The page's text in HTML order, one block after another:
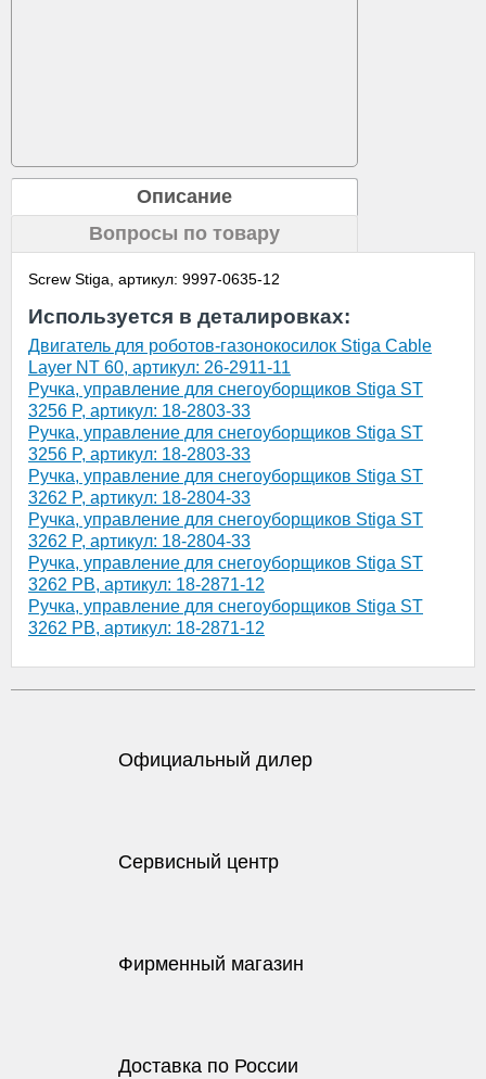
Описание
Вопросы по товару
Screw Stiga, артикул: 9997-0635-12
Используется в деталировках:
Двигатель для роботов-газонокосилок Stiga Cable
Layer NT 60, артикул: 26-2911-11
Ручка, управление для снегоуборщиков Stiga ST
3256 P, артикул: 18-2803-33
Ручка, управление для снегоуборщиков Stiga ST
3256 P, артикул: 18-2803-33
Ручка, управление для снегоуборщиков Stiga ST
3262 P, артикул: 18-2804-33
Ручка, управление для снегоуборщиков Stiga ST
3262 P, артикул: 18-2804-33
Ручка, управление для снегоуборщиков Stiga ST
3262 PB, артикул: 18-2871-12
Ручка, управление для снегоуборщиков Stiga ST
3262 PB, артикул: 18-2871-12
Официальный дилер
Сервисный центр
Фирменный магазин
Доставка по России